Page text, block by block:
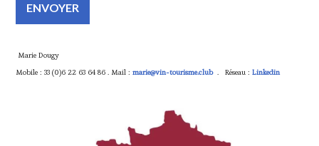
ENVOYER
Marie Dougy
Mobile : 33 (0)6 22 63 64 86 . Mail :marie@vin-tourisme.club. Réseau :Linkedin